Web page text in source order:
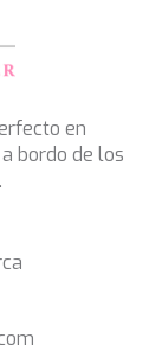
en
bordo de los